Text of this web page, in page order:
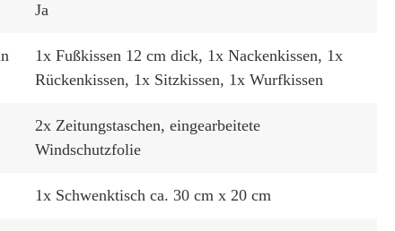
Ja
1x Fußkissen 12 cm dick, 1x Nackenkissen, 1x
Rückenkissen, 1x Sitzkissen, 1x Wurfkissen
2x Zeitungstaschen, eingearbeitete
Windschutzfolie
1x Schwenktisch ca. 30 cm x 20 cm